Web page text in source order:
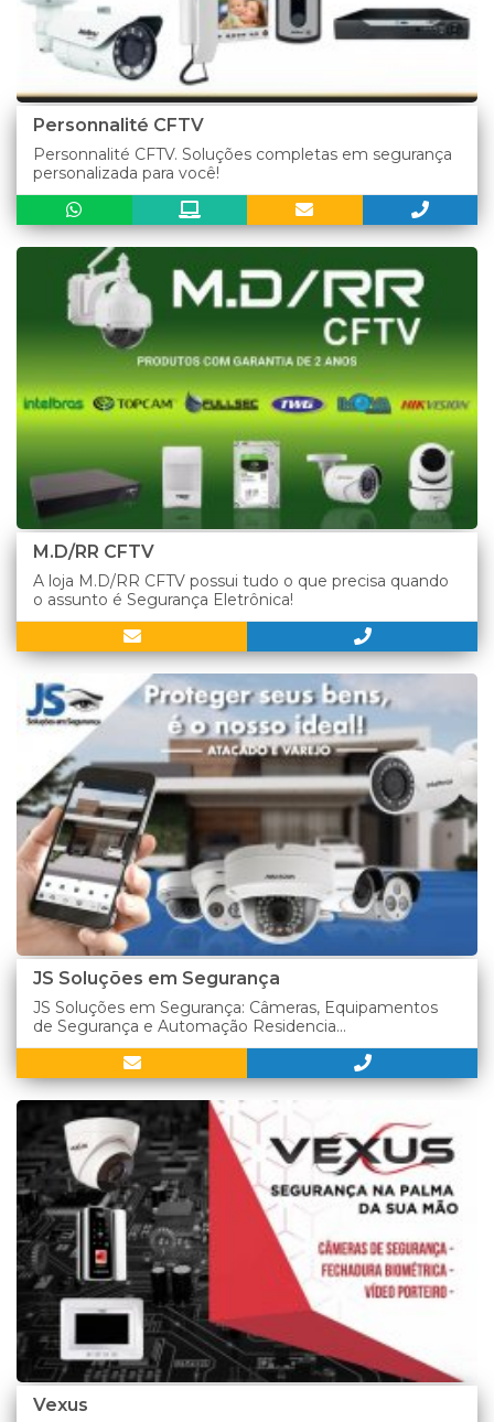
Personnalité CFTV
Personnalité CFTV. Soluções completas em segurança
personalizada para você!
M.D/RR CFTV
A loja M.D/RR CFTV possui tudo o que precisa quando
o assunto é Segurança Eletrônica!
JS Soluções em Segurança
JS Soluções em Segurança: Câmeras, Equipamentos
de Segurança e Automação Residencia...
Vexus